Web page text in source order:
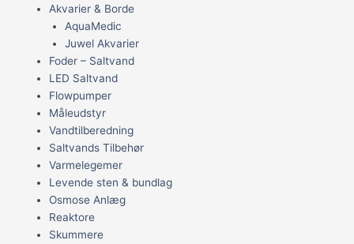
Akvarier & Borde
AquaMedic
Juwel Akvarier
Foder – Saltvand
LED Saltvand
Flowpumper
Måleudstyr
Vandtilberedning
Saltvands Tilbehør
Varmelegemer
Levende sten & bundlag
Osmose Anlæg
Reaktore
Skummere